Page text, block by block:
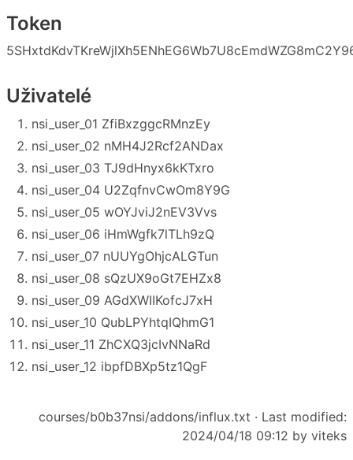
Token
Uživatelé
nsi_user_01 ZfiBxzggcRMnzEy
nsi_user_02 nMH4J2Rcf2ANDax
nsi_user_03 TJ9dHnyx6kKTxro
nsi_user_04 U2ZqfnvCwOm8Y9G
nsi_user_05 wOYJviJ2nEV3Vvs
nsi_user_06 iHmWgfk7lTLh9zQ
nsi_user_07 nUUYgOhjcALGTun
nsi_user_08 sQzUX9oGt7EHZx8
nsi_user_09 AGdXWIIKofcJ7xH
nsi_user_10 QubLPYhtqIQhmG1
nsi_user_11 ZhCXQ3jcIvNNaRd
nsi_user_12 ibpfDBXp5tz1QgF
courses/b0b37nsi/addons/influx.txt · Last modified:
2024/04/18 09:12 by viteks